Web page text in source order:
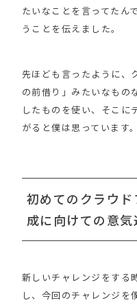
たいなことを言ってたん
うことを伝えました。
先ほども言ったように、
の前借り」みたいなもの
したものを使い、そこに
がると僕は思っています。
初めてのクラウ
成に向けての意気
新しいチャレンジをする
し、今回のチャレンジを